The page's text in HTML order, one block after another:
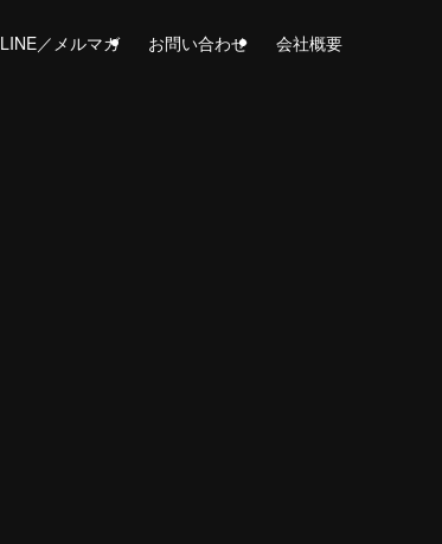
LINE／メルマガ お問い合わせ 会社概要